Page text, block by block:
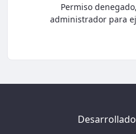
Permiso
administrador para